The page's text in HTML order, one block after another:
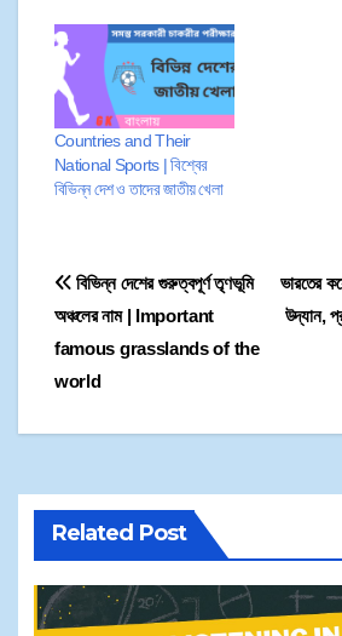
Countries and Their
National Sports | বিশ্বের
বিভিন্ন দেশ ও তাদের জাতীয় খেলা
ভারতের
উদ্যান,
বিভিন্ন দেশের গুরুত্বপূর্ণ তৃণভূমি
অঞ্চলের নাম | Important
famous grasslands of the
world
Related Post